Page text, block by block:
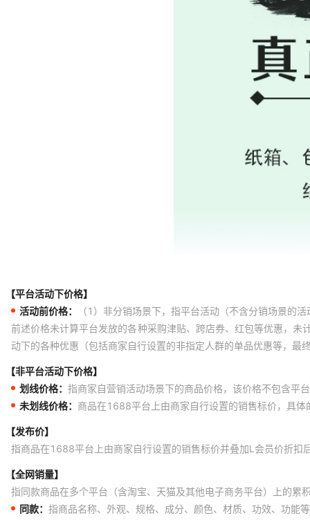
【平台活动下价格】
活动前价格：
（1）非分销场景下，指平台活动（不含分销场景的
前述价格未计算平台发放的各种采购津贴、跨店券、红包等优惠，
动下的各种优惠（包括商家自行设置的非指定人群的单品优惠等，
【非平台活动下价格】
划线价格： 指商家自营销活动场景下的商品价格，该价格不包含平
未划线价格： 商品在1688平台上由商家自行设置的销售标价，具
【发布价】
指商品在1688平台上由商家自行设置的销售标价并叠加L会员价折扣
【全网销量】
指同款商品在多个平台（含淘宝、天猫及其他电子商务平台）上的累
同款： 指商品名称、外观、规格、成分、颜色、材质、功效、功能